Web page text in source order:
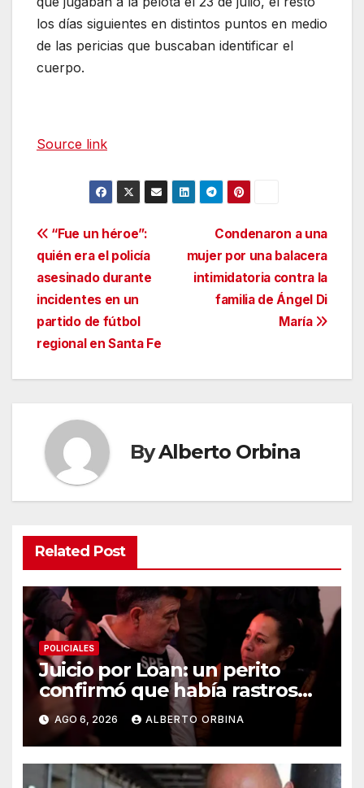
los días siguientes en distintos puntos en medio
de las pericias que buscaban identificar el
cuerpo.
Source link
Navegación
de
entradas
Condenaron a una
mujer por una balacera
intimidatoria contra la
familia de Ángel Di
María
“Fue un héroe”:
quién era el policía
asesinado durante
incidentes en un
partido de fútbol
regional en Santa Fe
ByAlberto Orbina
Related Post
POLICIALES
Juicio por Loan: un perito
confirmó que había rastros
del nene en los autos de dos
de los acusados
AGO 6, 2026 ALBERTO ORBINA